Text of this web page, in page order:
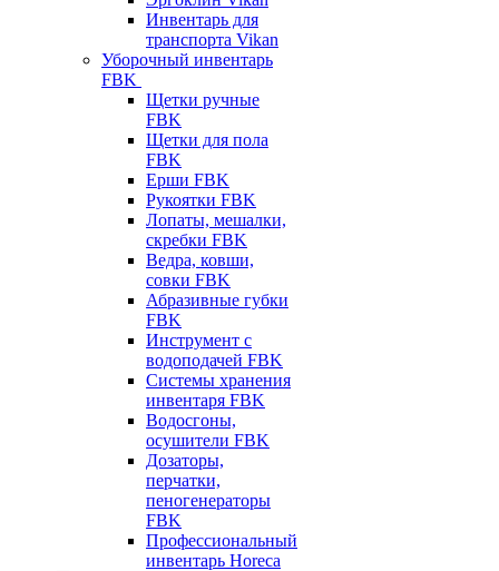
Инвентарь для
транспорта Vikan
Уборочный инвентарь
FBK
Щетки ручные
FBK
Щетки для пола
FBK
Ерши FBK
Рукоятки FBK
Лопаты, мешалки,
скребки FBK
Ведра, ковши,
совки FBK
Абразивные губки
FBK
Инструмент с
водоподачей FBK
Системы хранения
инвентаря FBK
Водосгоны,
осушители FBK
Дозаторы,
перчатки,
пеногенераторы
FBK
Профессиональный
инвентарь Horeca